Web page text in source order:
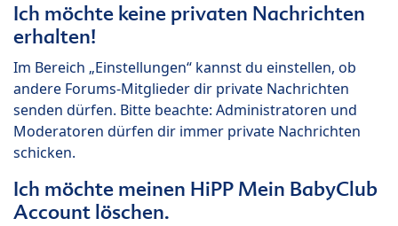
Ich möchte keine privaten Nachrichten
erhalten!
Im Bereich „Einstellungen“ kannst du einstellen, ob
andere Forums-Mitglieder dir private Nachrichten
senden dürfen. Bitte beachte: Administratoren und
Moderatoren dürfen dir immer private Nachrichten
schicken.
Ich möchte meinen HiPP Mein BabyClub
Account löschen.